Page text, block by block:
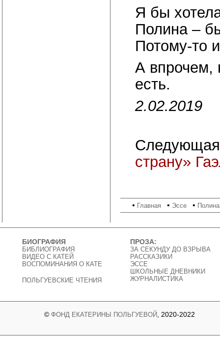
Я бы
Полина –
Потому-то
А впрочем,
есть.
2.02.2019
страну»
• Главная • Эссе •
БИОГРАФИЯ
БИБЛИОГРАФИЯ
ВИДЕО C КАТЕЙ
ВОСПОМИНАНИЯ О КАТЕ
ПОЛЬГУЕВСКИЕ ЧТЕНИЯ
ПРОЗА:
ЗА СЕКУНДУ ДО ВЗРЫВА
РАССКАЗИКИ
ЭССЕ
ШКОЛЬНЫЕ ДНЕВНИКИ
ЖУРНАЛИСТИКА
© ФОНД ЕКАТЕРИНЫ ПОЛЬГУЕВОЙ , 2020-2022